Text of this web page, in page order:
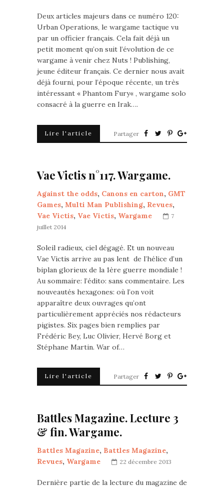
Deux articles majeurs dans ce numéro 120:
Urban Operations, le wargame tactique vu
par un officier français. Cela fait déjà un
petit moment qu’on suit l’évolution de ce
wargame à venir chez Nuts ! Publishing,
jeune éditeur français. Ce dernier nous avait
déjà fourni, pour l’époque récente, un très
intéressant « Phantom Fury« , wargame solo
consacré à la guerre en Irak….
Lire l'article Partager
Vae Victis n°117. Wargame.
Against the odds, Canons en carton, GMT
Games, Multi Man Publishing, Revues,
Vae Victis, Vae Victis, Wargame
7
juillet 2014
Soleil radieux, ciel dégagé. Et un nouveau
Vae Victis arrive au pas lent de l’hélice d’un
biplan glorieux de la 1ère guerre mondiale !
Au sommaire: l’édito: sans commentaire. Les
nouveautés hexagones: où l’on voit
apparaître deux ouvrages qu’ont
particulièrement appréciés nos rédacteurs
pigistes. Six pages bien remplies par
Frédéric Bey, Luc Olivier, Hervé Borg et
Stéphane Martin. War of…
Lire l'article Partager
Battles Magazine. Lecture 3
& fin. Wargame.
Battles Magazine, Battles Magazine,
Revues, Wargame 22 décembre 2013
Dernière partie de la lecture du magazine de